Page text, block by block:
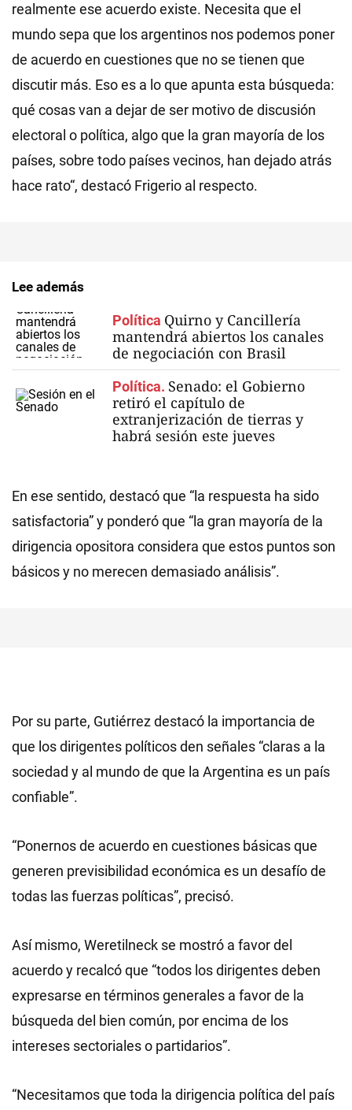
realmente ese acuerdo existe. Necesita que el
mundo sepa que los argentinos nos podemos poner
de acuerdo en cuestiones que no se tienen que
discutir más. Eso es a lo que apunta esta búsqueda:
qué cosas van a dejar de ser motivo de discusión
electoral o política, algo que la gran mayoría de los
países, sobre todo países vecinos, han dejado atrás
hace rato“, destacó Frigerio al respecto.
Lee además
Política Quirno y Cancillería
mantendrá abiertos los canales
de negociación con Brasil
Política. Senado: el Gobierno
retiró el capítulo de
extranjerización de tierras y
habrá sesión este jueves
En ese sentido, destacó que “la respuesta ha sido
satisfactoria” y ponderó que “la gran mayoría de la
dirigencia opositora considera que estos puntos son
básicos y no merecen demasiado análisis”.
Por su parte, Gutiérrez destacó la importancia de
que los dirigentes políticos den señales “claras a la
sociedad y al mundo de que la Argentina es un país
confiable”.
“Ponernos de acuerdo en cuestiones básicas que
generen previsibilidad económica es un desafío de
todas las fuerzas políticas”, precisó.
Así mismo, Weretilneck se mostró a favor del
acuerdo y recalcó que “todos los dirigentes deben
expresarse en términos generales a favor de la
búsqueda del bien común, por encima de los
intereses sectoriales o partidarios”.
“Necesitamos que toda la dirigencia política del país